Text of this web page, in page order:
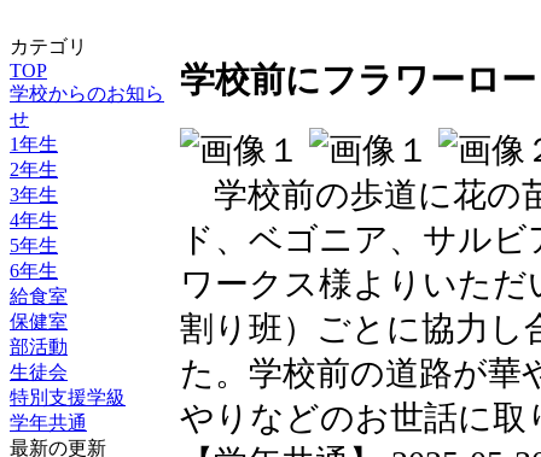
カテゴリ
TOP
学校からのお知ら
せ
1年生
2年生
3年生
4年生
5年生
6年生
給食室
保健室
部活動
生徒会
特別支援学級
学年共通
最新の更新
学校前にフラワーロ
学校前の歩道に花の
ド、ベゴニア、サル
ワークス様よりいた
割り班）ごとに協力し
た。学校前の道路が
やりなどのお世話に